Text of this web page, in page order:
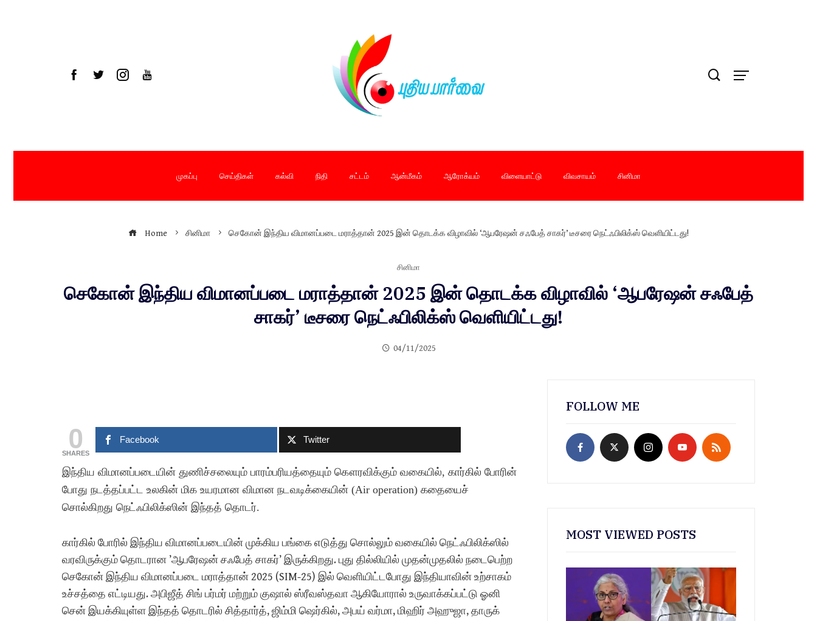
முகப்பு செய்திகள் கல்வி நிதி சட்டம் ஆன்மீகம் ஆரோக்யம் விளையாட்டு விவசாயம் சினிமா
Home சினிமா செகோன் இந்திய விமானப்படை மராத்தான் 2025 இன் தொடக்க விழாவில் ‘ஆபரேஷன் சஃபேத் சாகர்’ டீசரை நெட்ஃபிலிக்ஸ் வெளியிட்டது!
சினிமா
செகோன் இந்திய விமானப்படை மராத்தான் 2025 இன் தொடக்க விழாவில் ‘ஆபரேஷன் சஃபேத்
சாகர்’ டீசரை நெட்ஃபிலிக்ஸ் வெளியிட்டது!
04/11/2025
0
SHARES
Facebook Twitter
இந்திய விமானப்படையின் துணிச்சலையும் பாரம்பரியத்தையும் கௌரவிக்கும் வகையில், கார்கில் போரின்
போது நடத்தப்பட்ட உலகின் மிக உயரமான விமான நடவடிக்கையின் (Air operation) கதையைச்
சொல்கிறது நெட்ஃபிலிக்ஸின் இந்தத் தொடர்.
கார்கில் போரில் இந்திய விமானப்படையின் முக்கிய பங்கை எடுத்து சொல்லும் வகையில் நெட்ஃபிலிக்ஸில்
வரவிருக்கும் தொடரான ’ஆபரேஷன் சஃபேத் சாகர்’ இருக்கிறது. புது தில்லியில் முதன்முதலில் நடைபெற்ற
செகோன் இந்திய விமானப்படை மராத்தான் 2025 (SIM-25) இல் வெளியிட்டபோது இந்தியாவின் உற்சாகம்
உச்சத்தை எட்டியது. அபிஜீத் சிங் பர்மர் மற்றும் குஷால் ஸ்ரீவஸ்தவா ஆகியோரால் உருவாக்கப்பட்டு ஓனி
சென் இயக்கியுள்ள இந்தத் தொடரில் சித்தார்த், ஜிம்மி ஷெர்கில், அபய் வர்மா, மிஹிர் அஹுஜா, தாருக்
FOLLOW ME
MOST VIEWED POSTS